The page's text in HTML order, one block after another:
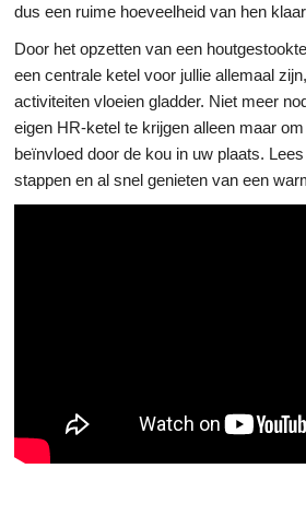
dus een ruime hoeveelheid van hen
Door het opzetten van een
een centrale ketel voor jullie allemaal
activiteiten vloeien gladder. Niet meer
eigen HR-ketel te krijgen alleen maar
beïnvloed door de kou in uw plaats.
stappen en al snel genieten van een